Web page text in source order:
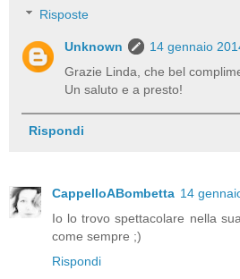
Risposte
Unknown
14 gennaio
Grazie Linda, che bel
Un saluto e a presto!
Rispondi
CappelloABombetta 14
Io lo trovo spettacolare nella
come sempre ;)
Rispondi